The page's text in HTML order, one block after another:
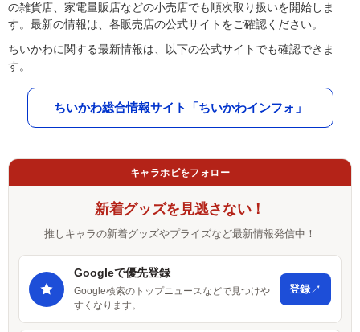
の雑貨店、家電量販店などの小売店でも順次取り扱いを開始しま
す。最新の情報は、各販売店の公式サイトをご確認ください。
ちいかわに関する最新情報は、以下の公式サイトでも確認できま
す。
ちいかわ総合情報サイト「ちいかわインフォ」
キャラホビをフォロー
新着グッズを見逃さない！
推しキャラの新着グッズやプライズなど最新情報発信中！
Googleで優先登録
Google検索のトップニュースなどで見つけや
すくなります。
登録↗